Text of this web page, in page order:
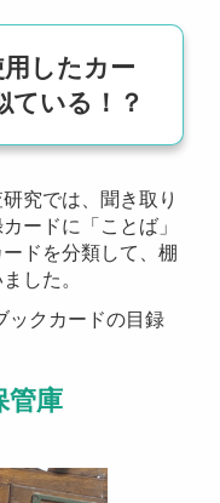
したカー
ている！？
究では、聞き取り
ードに「ことば」
ドを分類して、棚
した。
ックカードの目録
管庫